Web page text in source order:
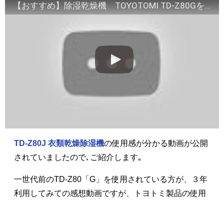
【おすすめ】除湿乾燥機 TOYOTOMI TD-Z80Gを3年使ってみて
TD-Z80J 衣類乾燥除湿機の使用感が分かる動画が公開
されていましたので､ご紹介します｡
一世代前のTD-Z80「G」を使用されている方が、３年
利用してみての感想動画ですが、トヨトミ製品の使用